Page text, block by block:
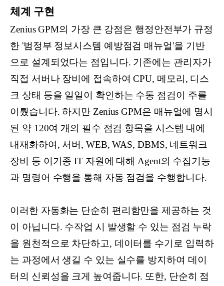
체계 구현
Zenius GPM의 가장 큰 강점은 행정안전부가 규정
한 '범정부 정보시스템 예방점검 매뉴얼'을 기반
으로 설계되었다는 점입니다. 기존에는 관리자가
직접 서버나 장비에 접속하여 CPU, 메모리, 디스
크 상태 등을 일일이 확인하는 수동 점검이 주를
이뤘습니다. 하지만 Zenius GPM은 매뉴얼에 명시
된 약 120여 개의 필수 점검 항목을 시스템 내에
내재화하여, 서버, WEB, WAS, DBMS, 네트워크
장비 등 이기종 IT 자원에 대해 Agent의 수집기능
과 명령어 수행을 통해 자동 점검을 수행합니다.
이러한 자동화는 단순히 편리함만을 제공하는 것
이 아닙니다. 수작업 시 발생할 수 있는 점검 누락
을 원천적으로 차단하고, 데이터를 수기로 입력하
는 과정에서 생길 수 있는 실수를 방지하여 데이
터의 신뢰성을 크게 높여줍니다. 또한, 단순히 점